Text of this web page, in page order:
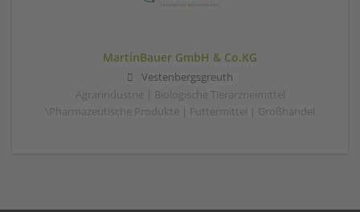
MartinBauer GmbH & Co.KG
Vestenbergsgreuth
Agrarindustrie | Biologische Tierarzneimittel
\Pharmazeutische Produkte | Futtermittel | Großhandel